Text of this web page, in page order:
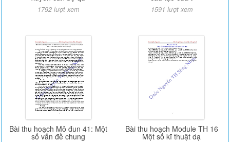
1792 lượt xem 1591 lượt xem
Bài thu hoạch Mô đun 41: Một
số vấn đề chung
Bài thu hoạch Module TH 16
Một số kĩ thuật dạ